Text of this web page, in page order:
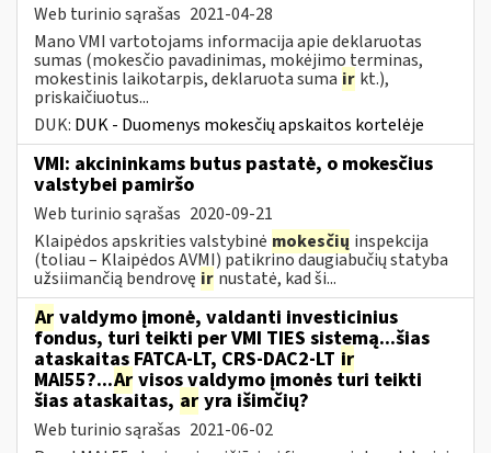
Web turinio sąrašas 2021-04-28
Mano VMI vartotojams informacija apie deklaruotas
sumas (mokesčio pavadinimas, mokėjimo terminas,
mokestinis laikotarpis, deklaruota suma ir kt.),
priskaičiuotus...
DUK: DUK - Duomenys mokesčių apskaitos kortelėje
VMI: akcininkams butus pastatė, o mokesčius
valstybei pamiršo
Web turinio sąrašas 2020-09-21
Klaipėdos apskrities valstybinė mokesčių inspekcija
(toliau – Klaipėdos AVMI) patikrino daugiabučių statyba
užsiimančią bendrovę ir nustatė, kad ši...
Ar valdymo įmonė, valdanti investicinius
fondus, turi teikti per VMI TIES sistemą...šias
ataskaitas FATCA-LT, CRS-DAC2-LT ir
MAI55?...Ar visos valdymo įmonės turi teikti
šias ataskaitas, ar yra išimčių?
Web turinio sąrašas 2021-06-02